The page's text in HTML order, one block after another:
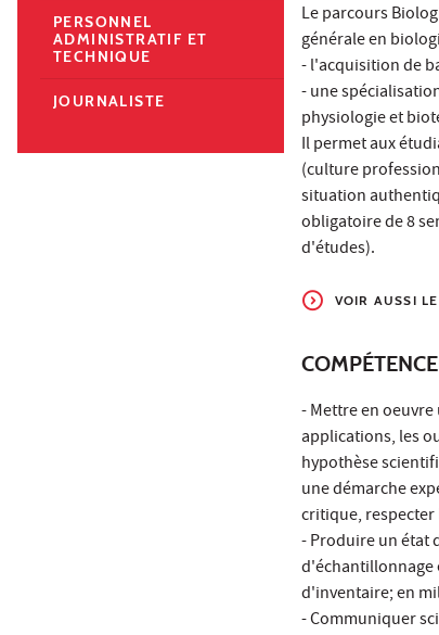
Le parcours
générale en
- l'acquisition de
- une
physiologie et
Il permet aux
(culture
situation
obligatoire de 8
d'études).
VOIR AUSSI
- Mettre en
applications, les
hypothèse
une démarche
critique, respecter
- Produire un état
d'échantillonnage
d'inventaire; en
- Communiquer
PERSONNEL
ADMINISTRATIF ET
TECHNIQUE
JOURNALISTE